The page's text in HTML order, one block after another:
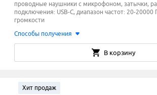
проводные наушники с микрофоном, затычки,
подключения: USB-C, диапазон частот: 20-20000
громкости
Способы получения
В корзину
Хит продаж